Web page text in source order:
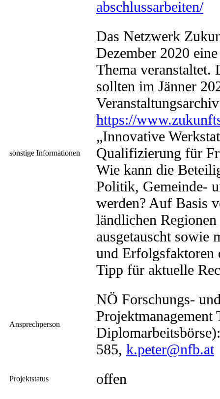
abschlussarbeiten/
sonstige Informationen
Das Netzwerk
Dezember 2020
Thema veranstaltet.
sollten im Jänner
https://
„Innovative
Qualifizierung für
Wie kann die
Politik, Gemeinde-
werden? Auf Basis
ländlichen
ausgetauscht sowie
und Erfolgsfaktoren
Tipp für aktuelle
Ansprechperson
NÖ Forschungs-
Projektmanagement
585, k.peter@nfb.at
Projektstatus offen